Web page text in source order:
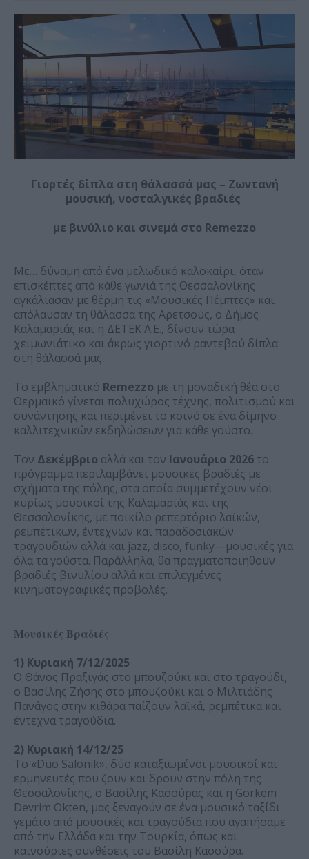
Γιορτές δίπλα στη θάλασσά μας – Ζωντανή
μουσική, νοσταλγικές βραδιές
με βινύλιο και σινεμά στο Remezzo
Με… δύναμη από ένα μελωδικό καλοκαίρι, όταν
επισκέπτες από κάθε γωνιά της Θεσσαλονίκης
αγκάλιασαν με θέρμη τις «Μουσικές Πέμπτες» και
απόλαυσαν τη θάλασσα της Αρετσούς, ο Δήμος
Καλαμαριάς και η ΔΕΤΕΚ Α.Ε., δίνουν τώρα
χειμωνιάτικο και άκρως γιορτινό ραντεβού δίπλα
στη θάλασσά μας.
Το εμβληματικό Remezzo με τη μοναδική θέα στο
Θερμαϊκό γίνεται πολυχώρος τέχνης, πολιτισμού και
συνάντησης και περιμένει το κοινό σε ένα δίμηνο
καλλιτεχνικών εκδηλώσεων για κάθε γούστο.
Τον Δεκέμβριο αλλά και τον Ιανουάριο 2026 το
πρόγραμμα περιλαμβάνει μουσικές βραδιές με
σχήματα της πόλης, στα οποία συμμετέχουν νέοι
κυρίως μουσικοί της Καλαμαριάς και της
Θεσσαλονίκης, με ποικίλο ρεπερτόριο λαϊκών,
ρεμπέτικων, έντεχνων και παραδοσιακών
τραγουδιών αλλά και jazz, disco, funky—μουσικές για
όλα τα γούστα. Παράλληλα, θα πραγματοποιηθούν
βραδιές βινυλίου αλλά και επιλεγμένες
κινηματογραφικές προβολές.
Μουσικές Βραδιές
1) Κυριακή 7/12/2025
O Θάνος Πραξιγάς στο μπουζούκι και στο τραγούδι,
ο Βασίλης Ζήσης στο μπουζούκι και ο Μιλτιάδης
Πανάγος στην κιθάρα παίζουν λαϊκά, ρεμπέτικα και
έντεχνα τραγούδια.
2) Κυριακή 14/12/25
Το «Duo Salonik», δύο καταξιωμένοι μουσικοί και
ερμηνευτές που ζουν και δρουν στην πόλη της
Θεσσαλονίκης, ο Βασίλης Κασούρας και η Gorkem
Devrim Okten, μας ξεναγούν σε ένα μουσικό ταξίδι
γεμάτο από μουσικές και τραγούδια που αγαπήσαμε
από την Ελλάδα και την Τουρκία, όπως και
καινούριες συνθέσεις του Βασίλη Κασούρα.